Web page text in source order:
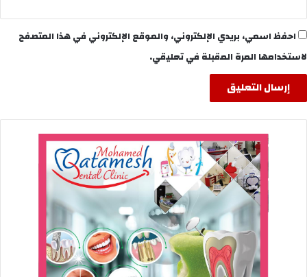
احفظ اسمي، بريدي الإلكتروني، والموقع الإلكتروني في هذا المتصفح
لاستخدامها المرة المقبلة في تعليقي.